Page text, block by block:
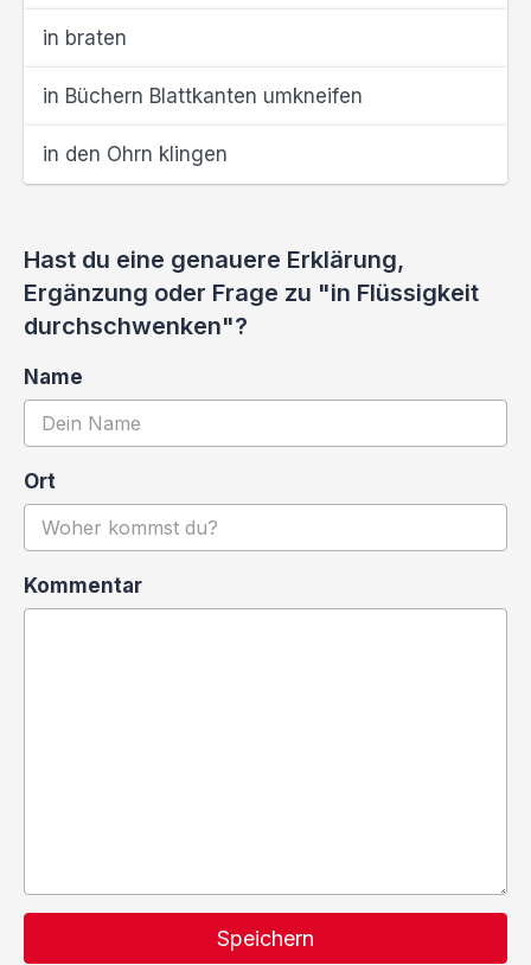
in braten
in Büchern Blattkanten umkneifen
in den Ohrn klingen
Hast du eine genauere Erklärung,
Ergänzung oder Frage zu "in Flüssigkeit
durchschwenken"?
Name
Ort
Kommentar
Speichern